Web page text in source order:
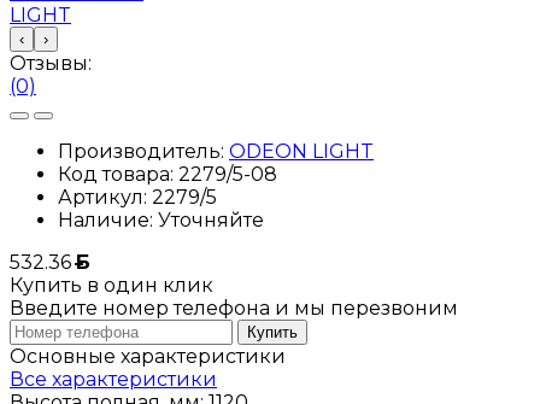
‹ ›
Отзывы:
(0)
Производитель: ODEON LIGHT
Код товара: 2279/5-08
Артикул: 2279/5
Наличие: Уточняйте
532.36Б
Купить в один клик
Введите номер телефона и мы перезвоним
Купить
Основные характеристики
Все характеристики